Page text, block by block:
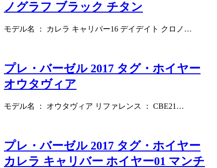
ノグラフ ブラック チタン
モデル名 ： カレラ キャリバー16 デイデイト クロノ…
プレ・バーゼル 2017 タグ・ホイヤー
オウタヴィア
モデル名 ： オウタヴィア リファレンス ： CBE21…
プレ・バーゼル 2017 タグ・ホイヤー
カレラ キャリバー ホイヤー01 マンチ